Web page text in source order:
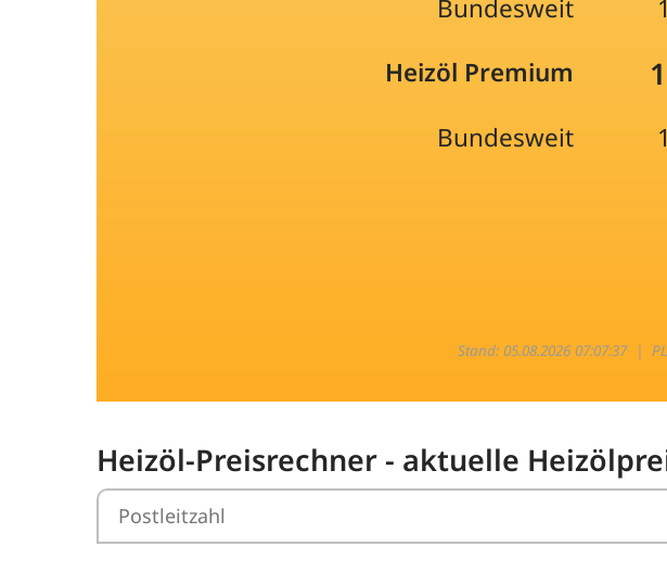
Bundesweit
Heizöl Premium
Bundesweit
Stand: 05.08.2026 07:07:37 |
Heizöl-Preisrechner - aktuelle